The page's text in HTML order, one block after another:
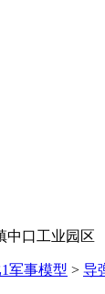
口工业园区
军事模型 > 导